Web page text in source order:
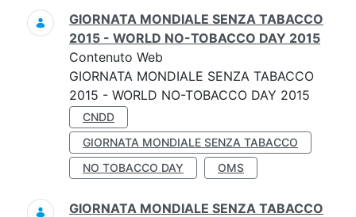
Ricerca
GIORNATA MONDIALE SENZA TABACCO
2015 - WORLD NO-TOBACCO DAY 2015
Contenuto Web
GIORNATA MONDIALE SENZA TABACCO
2015 - WORLD NO-TOBACCO DAY 2015
CNDD
GIORNATA MONDIALE SENZA TABACCO
NO TOBACCO DAY
OMS
GIORNATA MONDIALE SENZA TABACCO